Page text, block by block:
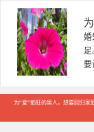
徐
千
为“爱”痴狂的男人，想要回归家